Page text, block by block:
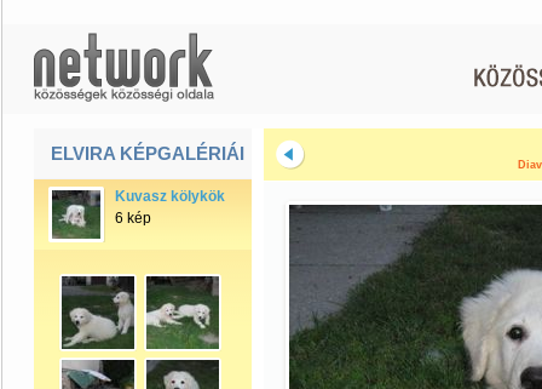
ELVIRA KÉPGALÉRIÁI
Kuvasz kölykök
6 kép